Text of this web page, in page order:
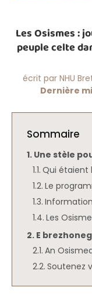
Les Osismes :
peuple celte
écrit par NHU
Dernière
Sommaire
Une stèle
Qui étaient
Le
Les
E brezhoneg
An
Soutenez